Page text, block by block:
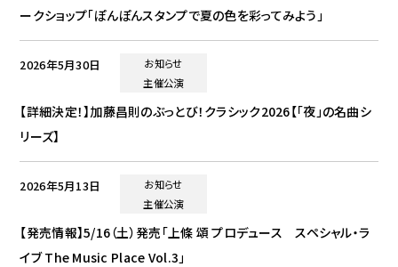
ークショップ「ぽんぽんスタンプで夏の色を彩ってみよう」
2026年5月30日
お知らせ
主催公演
【詳細決定！】加藤昌則のぶっとび！クラシック2026【「夜」の名曲シ
リーズ】
2026年5月13日
お知らせ
主催公演
【発売情報】5/16（土）発売「上條 頌 プロデュース スペシャル・ラ
イブ The Music Place Vol.3」